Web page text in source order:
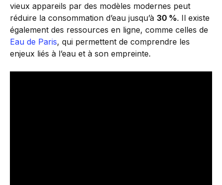
vieux appareils par des modèles modernes peut
réduire la consommation d’eau jusqu’à 30 %. Il existe
également des ressources en ligne, comme celles de
Eau de Paris, qui permettent de comprendre les
enjeux liés à l’eau et à son empreinte.